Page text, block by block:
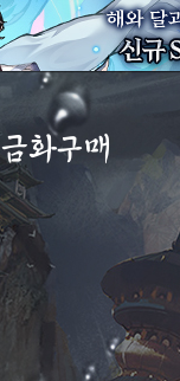
금화구매
금화구매
구매내역
MP교환소